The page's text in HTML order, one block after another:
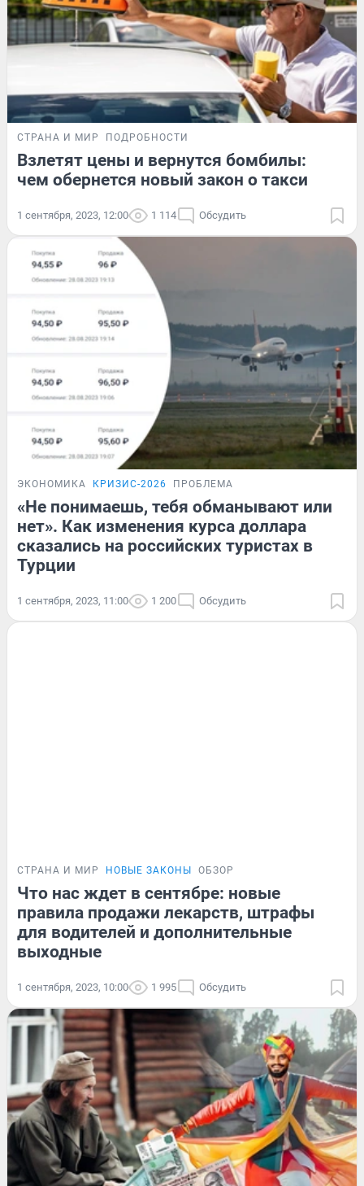
СТРАНА И МИР ПОДРОБНОСТИ
Взлетят цены и вернутся бомбилы:
чем обернется новый закон о такси
1 сентября, 2023, 12:00 1 114 Обсудить
ЭКОНОМИКА КРИЗИС-2026 ПРОБЛЕМА
«Не понимаешь, тебя обманывают или
нет». Как изменения курса доллара
сказались на российских туристах в
Турции
1 сентября, 2023, 11:00 1 200 Обсудить
СТРАНА И МИР НОВЫЕ ЗАКОНЫ ОБЗОР
Что нас ждет в сентябре: новые
правила продажи лекарств, штрафы
для водителей и дополнительные
выходные
1 сентября, 2023, 10:00 1 995 Обсудить